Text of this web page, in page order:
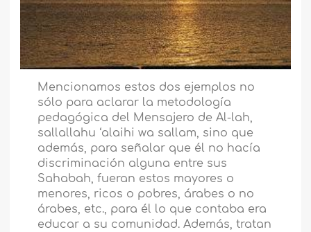
Mencionamos estos dos ejemplos no
sólo para aclarar la metodología
pedagógica del Mensajero de Al-lah,
sallallahu ‘alaihi wa sallam, sino que
además, para señalar que él no hacía
discriminación alguna entre sus
Sahabah, fueran estos mayores o
menores, ricos o pobres, árabes o no
árabes, etc., para él lo que contaba era
educar a su comunidad. Además, tratan